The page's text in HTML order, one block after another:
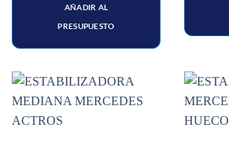
AÑADIR AL
PRESUPUESTO